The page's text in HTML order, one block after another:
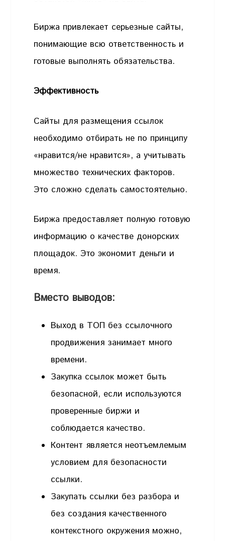
Биржа привлекает серьезные сайты,
понимающие всю ответственность и
готовые выполнять обязательства.
Эффективность
Сайты для размещения ссылок
необходимо отбирать не по принципу
«нравится/не нравится», а учитывать
множество технических факторов.
Это сложно сделать самостоятельно.
Биржа предоставляет полную готовую
информацию о качестве донорских
площадок. Это экономит деньги и
время.
Вместо выводов:
Выход в ТОП без ссылочного
продвижения занимает много
времени.
Закупка ссылок может быть
безопасной, если используются
проверенные биржи и
соблюдается качество.
Контент является неотъемлемым
условием для безопасности
ссылки.
Закупать ссылки без разбора и
без создания качественного
контекстного окружения можно,